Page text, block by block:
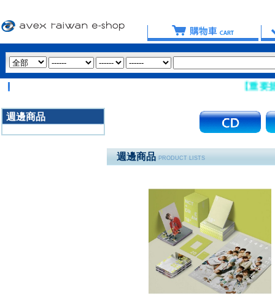
【重要提醒：請
週邊商品
週邊商品 PRODUCT LISTS